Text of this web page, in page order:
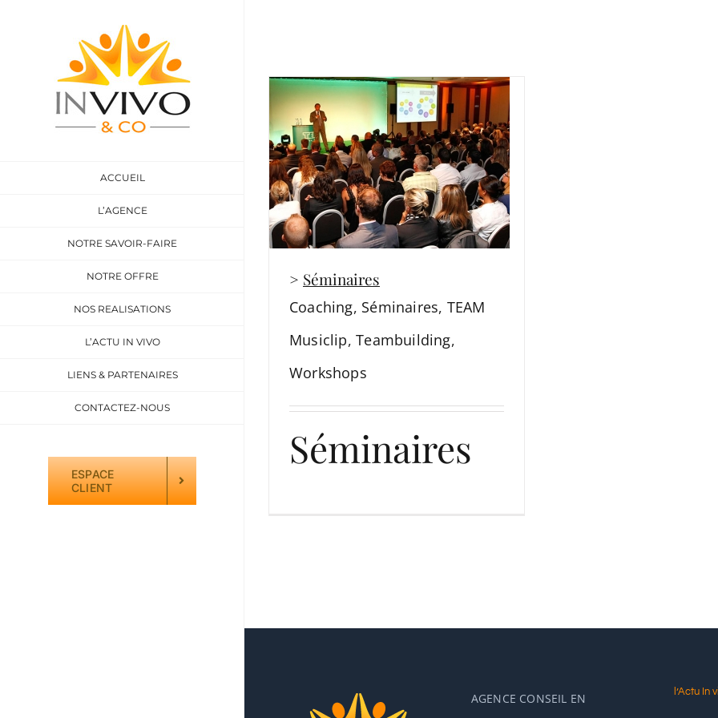
ACCUEIL
L’AGENCE
NOTRE SAVOIR-FAIRE
NOTRE OFFRE
NOS REALISATIONS
L’ACTU IN VIVO
LIENS & PARTENAIRES
CONTACTEZ-NOUS
ESPACE
CLIENT
> Séminaires
Coaching, Séminaires, TEAM
Musiclip,Teambuilding,
Workshops
Séminaires
AGENCE CONSEIL EN
l’Actu In